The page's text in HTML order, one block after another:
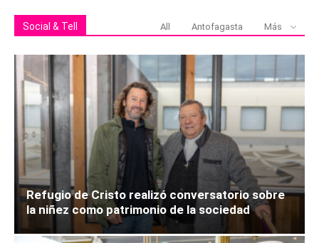
Social & Tell All Antofagasta Más
Refugio de Cristo realizó conversatorio sobre
la niñez como patrimonio de la sociedad